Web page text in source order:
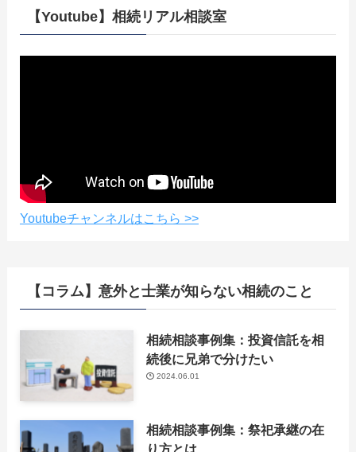
【Youtube】相続リアル相談室
Youtubeチャンネルはこちら >>
【コラム】意外と士業が知らない相続のこと
相続相談事例集：投資信託を相
続後に兄弟で分けたい
2024.06.01
相続相談事例集：祭祀承継の在
り方とは